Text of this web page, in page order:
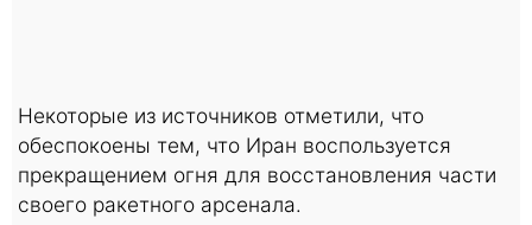
Некоторые из источников отметили, что
обеспокоены тем, что Иран воспользуется
прекращением огня для восстановления части
своего ракетного арсенала.